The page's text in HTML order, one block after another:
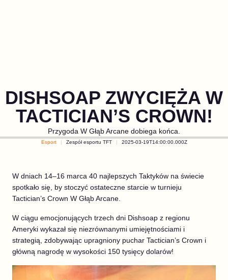
DISHSOAP ZWYCIĘŻA W
TACTICIAN’S CROWN!
Przygoda W Głąb Arcane dobiega końca.
Esport Zespół esportu TFT 2025-03-19T14:00:00.000Z
W dniach 14–16 marca 40 najlepszych Taktyków na świecie
spotkało się, by stoczyć ostateczne starcie w turnieju
Tactician’s Crown W Głąb Arcane.
W ciągu emocjonujących trzech dni Dishsoap z regionu
Ameryki wykazał się niezrównanymi umiejętnościami i
strategią, zdobywając upragniony puchar Tactician’s Crown i
główną nagrodę w wysokości 150 tysięcy dolarów!